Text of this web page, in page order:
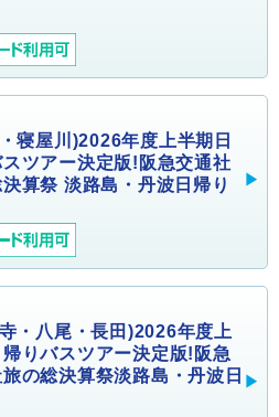
寝屋川)2026年度上半期日
スツアー決定版!阪急交通社
算祭 淡路島・丹波日帰り
・八尾・長田)2026年度上
りバスツアー決定版!阪急
の総決算祭淡路島・丹波日